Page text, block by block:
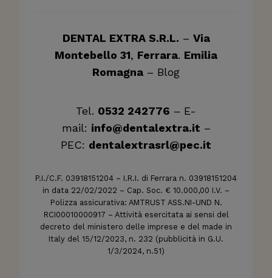
DENTAL EXTRA S.R.L. – Via
Montebello 31, Ferrara. Emilia
Romagna – Blog
Tel. 0532 242776 – E-
mail: info@dentalextra.it –
PEC: dentalextrasrl@pec.it
P.I./C.F. 03918151204 – I.R.I. di Ferrara n. 03918151204
in data 22/02/2022 – Cap. Soc. € 10.000,00 I.V. –
Polizza assicurativa: AMTRUST ASS.NI-UND N.
RCI00010000917 – Attività esercitata ai sensi del
decreto del ministero delle imprese e del made in
Italy del 15/12/2023, n. 232 (pubblicità in G.U.
1/3/2024, n.51)